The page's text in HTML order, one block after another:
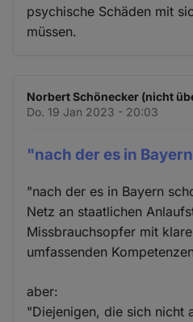
psychische Schäden mit
müssen.
Norbert Schönecker (nicht
Do. 19 Jan 2023 - 20:03
"nach der es in
"nach der es in Bayern
Netz an staatlichen
Missbrauchsopfer mit
umfassenden
aber:
"Diejenigen, die sich nicht